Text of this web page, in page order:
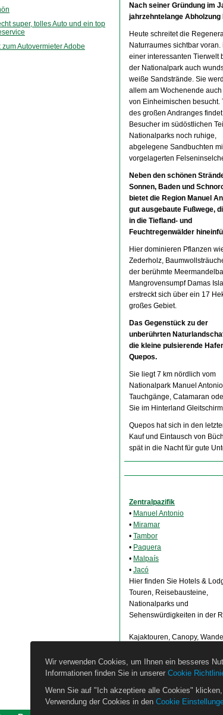
Nach seiner Gründung im
jahrzehntelange
Heute schreitet die
Naturraumes sichtbar voran.
einer interessanten Tierwelt
der Nationalpark auch
weiße Sandstrände. Sie
allem am Wochenende auch
von Einheimischen besucht.
des großen Andranges
Besucher im südöstlichen
Nationalparks noch ruhige,
abgelegene Sandbuchten
vorgelagerten
Neben den schönen
Sonnen, Baden und
bietet die Region Manuel
gut ausgebaute Fußwege,
in die Tiefland- und
Feuchtregenwälder
Hier dominieren Pflanzen
Zederholz,
der berühmte
Mangrovensumpf Damas
erstreckt sich über ein 17
großes Gebiet.
Das Gegenstück zu der
unberührten
die kleine pulsierende
Quepos.
Sie liegt 7 km nördlich vom
Nationalpark Manuel
Tauchgänge, Catamaran
Sie im Hinterland
Quepos hat sich in den
Kauf und Eintausch von
spät in die Nacht für gute
Zentralpazifik
• Manuel Antonio
• Miramar
• Tambor
• Paquera
• Malpaís
• Jacó
Hier finden Sie Hotels &
Touren, Reisebausteine,
Nationalparks und
Sehenswürdigkeiten in der
Kajaktouren, Canopy,
Naturreservat Karen
Strände Playa Mantas
Tárcoles-Krokodil-Brücke.
Mehr dazu...
super, tolles Auto und ein top
zum Autovermieter Adobe
Wir verwenden Cookies, um Ihnen ein besseres
Informationen finden Sie in unserer Cookie
Wenn Sie auf "Ich akzeptiere alle Cookies"
Verwendung der Cookies in den Cookie